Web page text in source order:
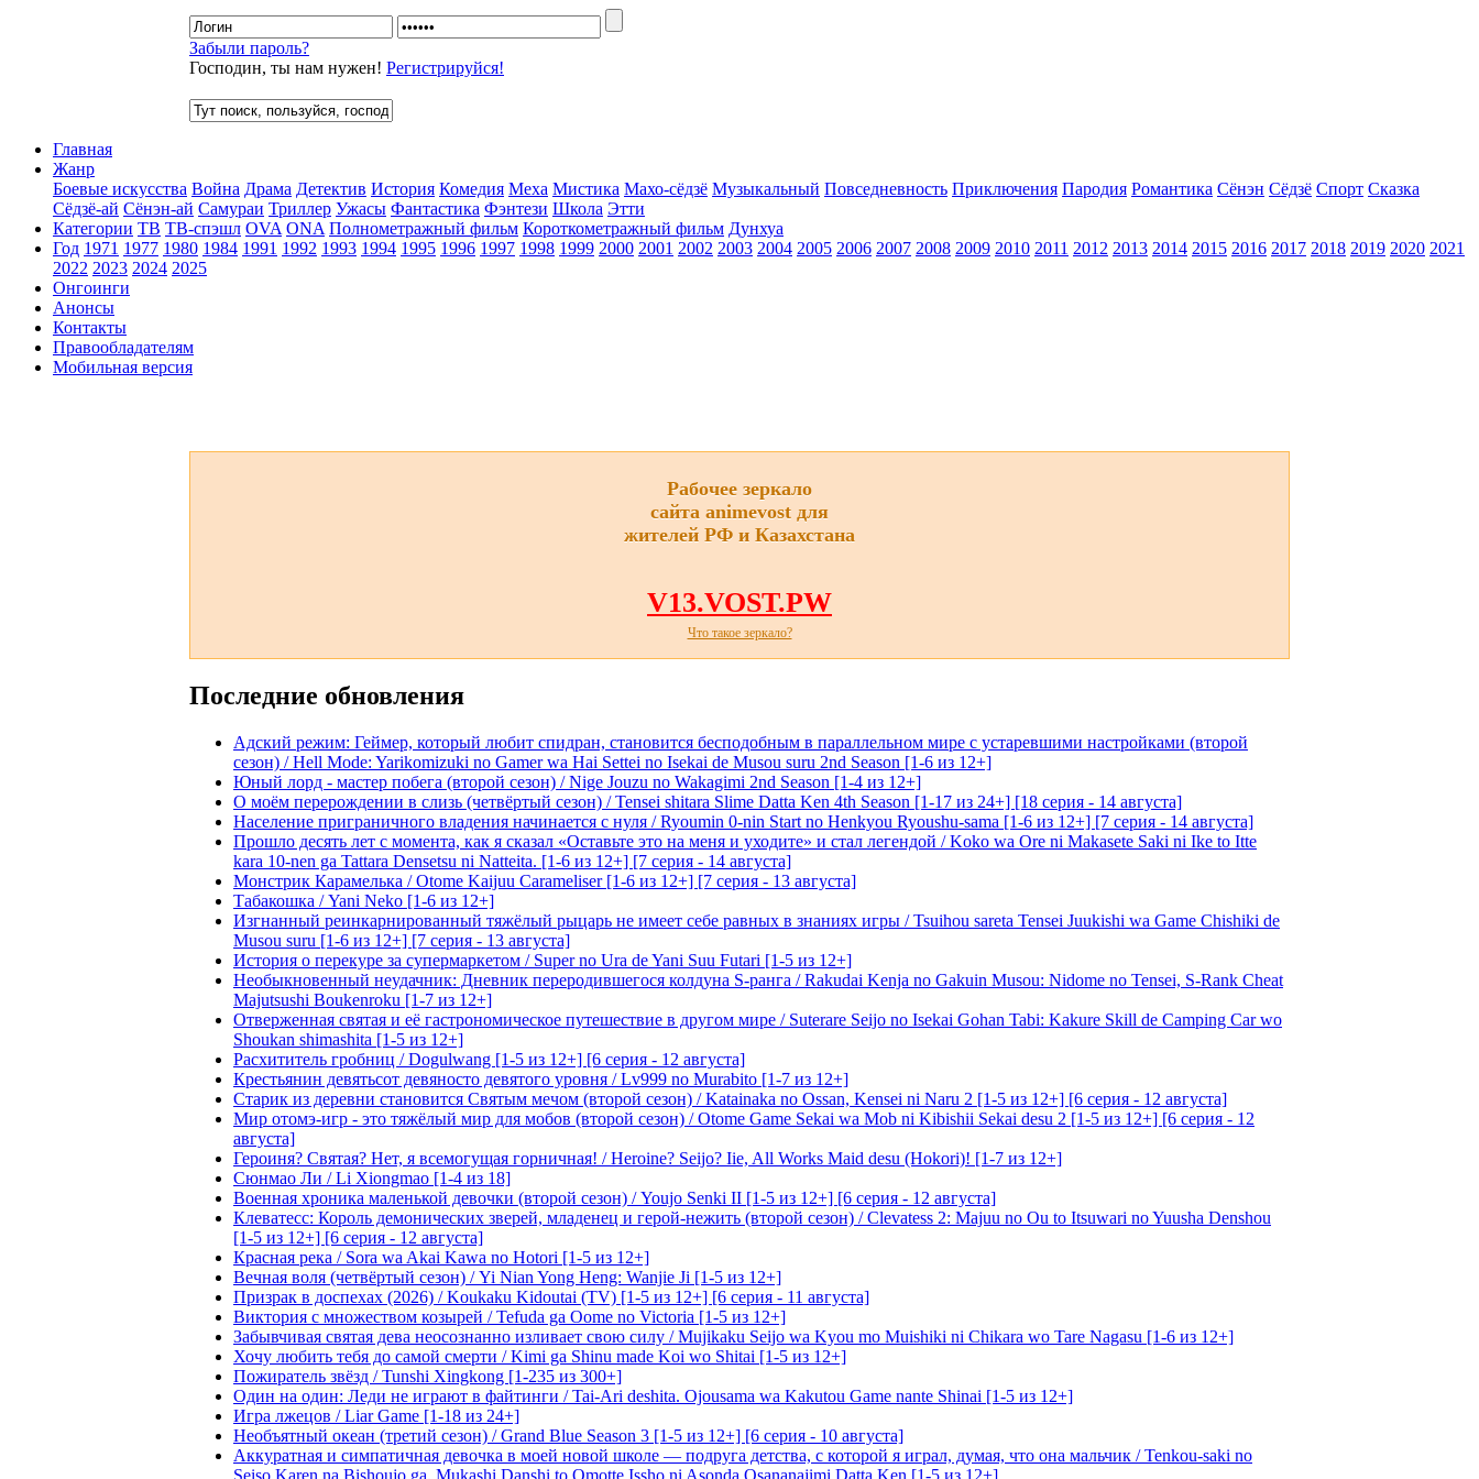
Забыли пароль?
Господин, ты нам нужен! Регистрируйся!
Главная
Жанр
Боевые искусства Война Драма Детектив История Комедия Меха Мистика Махо-сёдзё Музыкальный Повседневность Приключения Пародия Романтика Сёнэн Сёдзё Спорт Сказка
Сёдзё-ай Сёнэн-ай Самураи Триллер Ужасы Фантастика Фэнтези Школа Этти
Категории ТВ ТВ-спэшл OVA ONA Полнометражный фильм Короткометражный фильм Дунхуа
Год 1971 1977 1980 1984 1991 1992 1993 1994 1995 1996 1997 1998 1999 2000 2001 2002 2003 2004 2005 2006 2007 2008 2009 2010 2011 2012 2013 2014 2015 2016 2017 2018 2019 2020 2021
2022 2023 2024 2025
Онгоинги
Анонсы
Контакты
Правообладателям
Мобильная версия
Рабочее зеркало
сайта animevost для
жителей РФ и Казахстана
V13.VOST.PW
Что такое зеркало?
Последние обновления
Адский режим: Геймер, который любит спидран, становится бесподобным в параллельном мире с устаревшими настройками (второй
сезон) / Hell Mode: Yarikomizuki no Gamer wa Hai Settei no Isekai de Musou suru 2nd Season [1-6 из 12+]
Юный лорд - мастер побега (второй сезон) / Nige Jouzu no Wakagimi 2nd Season [1-4 из 12+]
О моём перерождении в слизь (четвёртый сезон) / Tensei shitara Slime Datta Ken 4th Season [1-17 из 24+] [18 серия - 14 августа]
Население приграничного владения начинается с нуля / Ryoumin 0-nin Start no Henkyou Ryoushu-sama [1-6 из 12+] [7 серия - 14 августа]
Прошло десять лет с момента, как я сказал «Оставьте это на меня и уходите» и стал легендой / Koko wa Ore ni Makasete Saki ni Ike to Itte
kara 10-nen ga Tattara Densetsu ni Natteita. [1-6 из 12+] [7 серия - 14 августа]
Монстрик Карамелька / Otome Kaijuu Carameliser [1-6 из 12+] [7 серия - 13 августа]
Табакошка / Yani Neko [1-6 из 12+]
Изгнанный реинкарнированный тяжёлый рыцарь не имеет себе равных в знаниях игры / Tsuihou sareta Tensei Juukishi wa Game Chishiki de
Musou suru [1-6 из 12+] [7 серия - 13 августа]
История о перекуре за супермаркетом / Super no Ura de Yani Suu Futari [1-5 из 12+]
Необыкновенный неудачник: Дневник переродившегося колдуна S-ранга / Rakudai Kenja no Gakuin Musou: Nidome no Tensei, S-Rank Cheat
Majutsushi Boukenroku [1-7 из 12+]
Отверженная святая и её гастрономическое путешествие в другом мире / Suterare Seijo no Isekai Gohan Tabi: Kakure Skill de Camping Car wo
Shoukan shimashita [1-5 из 12+]
Расхититель гробниц / Dogulwang [1-5 из 12+] [6 серия - 12 августа]
Крестьянин девятьсот девяносто девятого уровня / Lv999 no Murabito [1-7 из 12+]
Старик из деревни становится Святым мечом (второй сезон) / Katainaka no Ossan, Kensei ni Naru 2 [1-5 из 12+] [6 серия - 12 августа]
Мир отомэ-игр - это тяжёлый мир для мобов (второй сезон) / Otome Game Sekai wa Mob ni Kibishii Sekai desu 2 [1-5 из 12+] [6 серия - 12
августа]
Героиня? Святая? Нет, я всемогущая горничная! / Heroine? Seijo? Iie, All Works Maid desu (Hokori)! [1-7 из 12+]
Сюнмао Ли / Li Xiongmao [1-4 из 18]
Военная хроника маленькой девочки (второй сезон) / Youjo Senki II [1-5 из 12+] [6 серия - 12 августа]
Клеватесс: Король демонических зверей, младенец и герой-нежить (второй сезон) / Clevatess 2: Majuu no Ou to Itsuwari no Yuusha Denshou
[1-5 из 12+] [6 серия - 12 августа]
Красная река / Sora wa Akai Kawa no Hotori [1-5 из 12+]
Вечная воля (четвёртый сезон) / Yi Nian Yong Heng: Wanjie Ji [1-5 из 12+]
Призрак в доспехах (2026) / Koukaku Kidoutai (TV) [1-5 из 12+] [6 серия - 11 августа]
Виктория с множеством козырей / Tefuda ga Oome no Victoria [1-5 из 12+]
Забывчивая святая дева неосознанно изливает свою силу / Mujikaku Seijo wa Kyou mo Muishiki ni Chikara wo Tare Nagasu [1-6 из 12+]
Хочу любить тебя до самой смерти / Kimi ga Shinu made Koi wo Shitai [1-5 из 12+]
Пожиратель звёзд / Tunshi Xingkong [1-235 из 300+]
Один на один: Леди не играют в файтинги / Tai-Ari deshita. Ojousama wa Kakutou Game nante Shinai [1-5 из 12+]
Игра лжецов / Liar Game [1-18 из 24+]
Необъятный океан (третий сезон) / Grand Blue Season 3 [1-5 из 12+] [6 серия - 10 августа]
Аккуратная и симпатичная девочка в моей новой школе — подруга детства, с которой я играл, думая, что она мальчик / Tenkou-saki no
Seiso Karen na Bishoujo ga, Mukashi Danshi to Omotte Issho ni Asonda Osananajimi Datta Ken [1-5 из 12+]